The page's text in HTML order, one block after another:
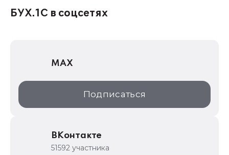
1С:Консалтинг
1С:Дистрибьюция
1С:Образование
ИТС.1C.ru
БУХ.1С в соцсетях
MAX
Подписаться
ВКонтакте
51592 участника